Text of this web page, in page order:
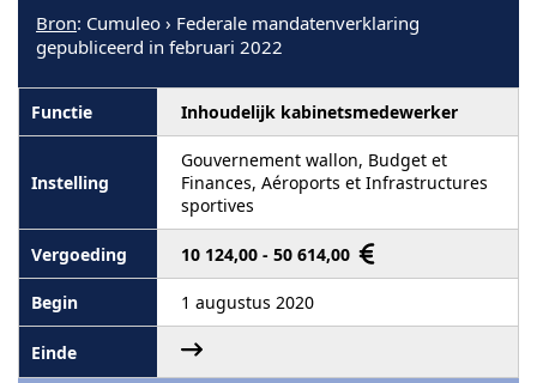
Bron: Cumuleo › Federale mandatenverklaring
gepubliceerd in februari 2022
Inhoudelijk kabinetsmedewerker
Gouvernement wallon, Budget et
Finances, Aéroports et Infrastructures
sportives
10 124,00 - 50 614,00
1 augustus 2020